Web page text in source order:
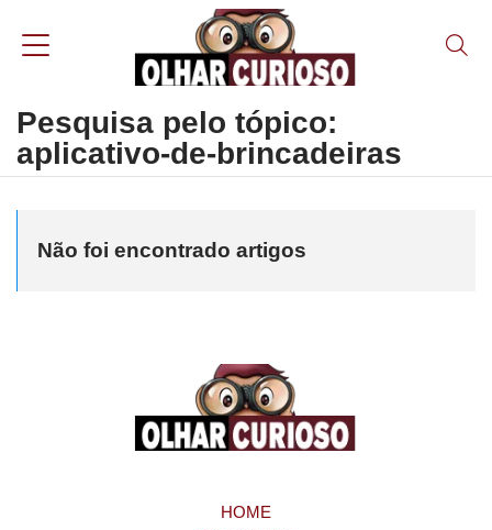
Pesquisa pelo tópico:
aplicativo-de-brincadeiras
Não foi encontrado artigos
HOME